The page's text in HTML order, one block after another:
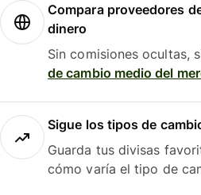
Compara proveedores
dinero
Sin comisiones ocultas,
de cambio medio del
Sigue los tipos de
Guarda tus divisas
cómo varía el tipo de